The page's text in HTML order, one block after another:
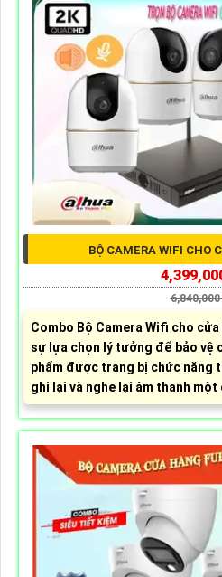
BỘ CAMERA WIFI CHO
Combo Bộ Camera Wifi cho
sự lựa chọn lý tưởng để bảo vệ
phẩm được trang bị chức năng
ghi lại và nghe lại âm thanh một